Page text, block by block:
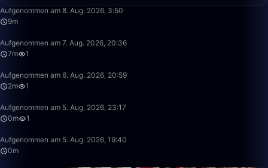
Aufgenommen am 8. Aug. 2026, 3:50
9m
Aufgenommen am 7. Aug. 2026, 20:36
7m
1
Aufgenommen am 6. Aug. 2026, 20:59
2m
1
Aufgenommen am 5. Aug. 2026, 23:17
0m
1
Aufgenommen am 5. Aug. 2026, 19:40
0m